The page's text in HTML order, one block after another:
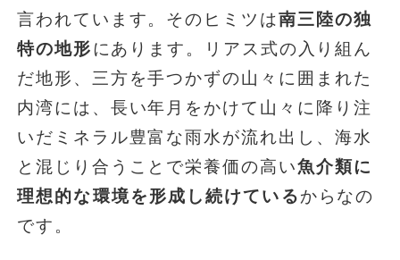
言われています。そのヒミツは南三陸の独
特の地形にあります。リアス式の入り組ん
だ地形、三方を手つかずの山々に囲まれた
内湾には、長い年月をかけて山々に降り注
いだミネラル豊富な雨水が流れ出し、海水
と混じり合うことで栄養価の高い魚介類に
理想的な環境を形成し続けているからなの
です。